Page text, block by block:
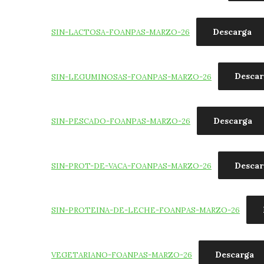
SIN-LACTOSA-FOANPAS-MARZO-26 Descarga
SIN-LEGUMINOSAS-FOANPAS-MARZO-26
SIN-PESCADO-FOANPAS-MARZO-26 Descarga
SIN-PROT-DE-VACA-FOANPAS-MARZO-26
SIN-PROTEINA-DE-LECHE-FOANPAS-MARZO-26
VEGETARIANO-FOANPAS-MARZO-26 Descarga